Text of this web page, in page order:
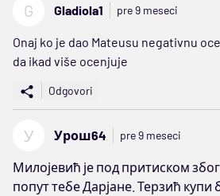
G Gladiola1 pre 9 meseci
Onaj ko je dao Mateusu negativnu
da ikad više ocenjuje
Odgovori
У Урош64 pre 9 meseci
Милојевић је под притиском
попут тебе Дарјане. Терзић